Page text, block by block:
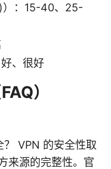
）：15-40、25-
、很好
）
VPN 的安全性取
来源的完整性。官